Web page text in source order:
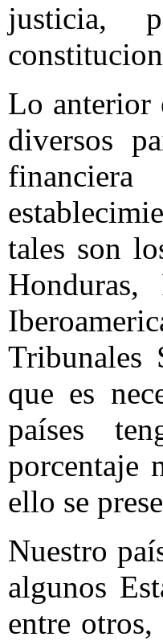
justicia,
Lo anterior
diversos
tales son
Tribunales
que es
países
porcentaje
ello se
Nuestro
algunos
entre